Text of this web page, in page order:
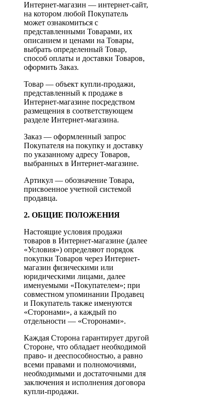
Интернет-магазин — интернет-сайт,
на котором любой Покупатель
может ознакомиться с
представленными Товарами, их
описанием и ценами на Товары,
выбрать определенный Товар,
способ оплаты и доставки Товаров,
оформить Заказ.
Товар — объект купли-продажи,
представленный к продаже в
Интернет-магазине посредством
размещения в соответствующем
разделе Интернет-магазина.
Заказ — оформленный запрос
Покупателя на покупку и доставку
по указанному адресу Товаров,
выбранных в Интернет-магазине.
Артикул — обозначение Товара,
присвоенное учетной системой
продавца.
2. ОБЩИЕ ПОЛОЖЕНИЯ
Настоящие условия продажи
товаров в Интернет-магазине (далее
«Условия») определяют порядок
покупки Товаров через Интернет-
магазин физическими или
юридическими лицами, далее
именуемыми «Покупателем»; при
совместном упоминании Продавец
и Покупатель также именуются
«Сторонами», а каждый по
отдельности — «Сторонами».
Каждая Сторона гарантирует другой
Стороне, что обладает необходимой
право- и дееспособностью, а равно
всеми правами и полномочиями,
необходимыми и достаточными для
заключения и исполнения договора
купли-продажи.